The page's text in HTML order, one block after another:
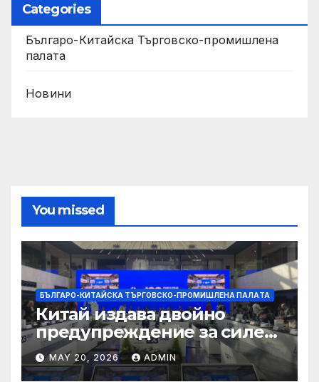
Categories
Българо-Китайска Търговско-промишлена
палaта
Новини
You missed
БЪЛГАРО-КИТАЙСКА ТЪРГОВСКО-ПРОМИШЛЕНА ПАЛAТА
Китай издава двойно
предупреждение за силен
дъжд и пясъчни бури
MAY 20, 2026 ADMIN